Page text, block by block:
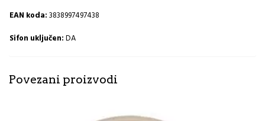
EAN koda:3838997497438
Sifon uključen:DA
Povezani proizvodi